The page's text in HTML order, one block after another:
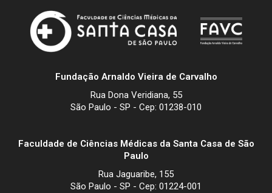
Fundação Arnaldo Vieira de Carvalho
Rua Dona Veridiana, 55
São Paulo - SP - Cep: 01238-010
Faculdade de Ciências Médicas da Santa Casa de São
Paulo
Rua Jaguaribe, 155
São Paulo - SP - Cep: 01224-001